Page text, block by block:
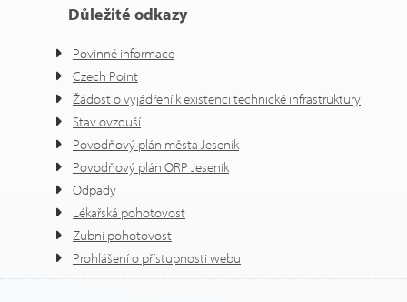
Důležité odkazy
Povinné informace
Czech Point
Žádost o vyjádření k existenci technické infrastruktury
Stav ovzduší
Povodňový plán města Jeseník
Povodňový plán ORP Jeseník
Odpady
Lékařská pohotovost
Zubní pohotovost
Prohlášení o přístupnosti webu